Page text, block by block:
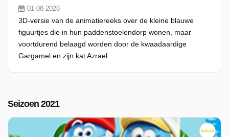
01-08-2026
3D-versie van de animatiereeks over de kleine blauwe
figuurtjes die in hun paddenstoelendorp wonen, maar
voortdurend belaagd worden door de kwaadaardige
Gargamel en zijn kat Azrael.
Seizoen 2021